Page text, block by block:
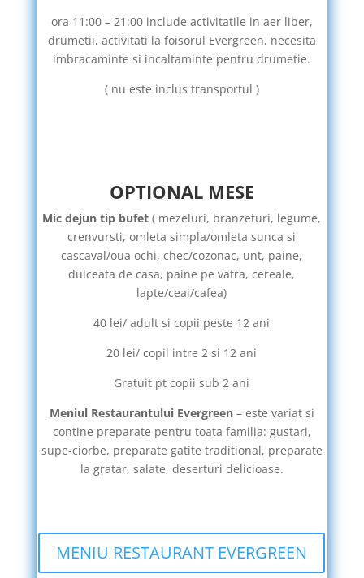
ora 11:00 – 21:00 include activitatile in aer liber,
drumetii, activitati la foisorul Evergreen, necesita
imbracaminte si incaltaminte pentru drumetie.
( nu este inclus transportul )
OPTIONAL MESE
Mic dejun tip bufet ( mezeluri, branzeturi, legume,
crenvursti, omleta simpla/omleta sunca si
cascaval/oua ochi, chec/cozonac, unt, paine,
dulceata de casa, paine pe vatra, cereale,
lapte/ceai/cafea)
40 lei/ adult si copii peste 12 ani
20 lei/ copil intre 2 si 12 ani
Gratuit pt copii sub 2 ani
Meniul Restaurantului Evergreen– este variat si
contine preparate pentru toata familia: gustari,
supe-ciorbe, preparate gatite traditional, preparate
la gratar, salate, deserturi delicioase.
MENIU RESTAURANT EVERGREEN